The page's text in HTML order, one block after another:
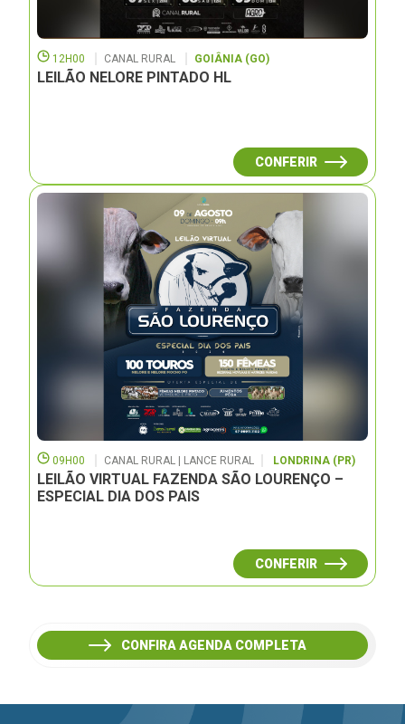
12H00 CANAL RURAL GOIÂNIA (GO)
LEILÃO NELORE PINTADO HL
CONFERIR
09H00 CANAL RURAL | LANCE RURAL LONDRINA (PR)
LEILÃO VIRTUAL FAZENDA SÃO LOURENÇO –
ESPECIAL DIA DOS PAIS
CONFERIR
CONFIRA AGENDA COMPLETA